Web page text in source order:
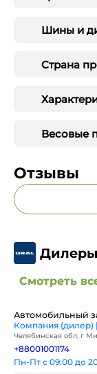
Шины и
Страна
Весовые
Отзывы
Смотреть
Автомобильный
Компания (дилер)
Челябинская обл, г
+88001001174
Пн-Пт с 09:00 до